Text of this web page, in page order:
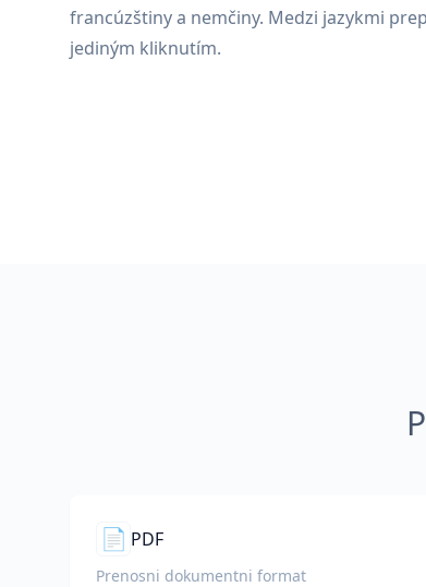
francúzštiny a nemčiny. Medzi jazykmi
jediným kliknutím.
📄 PDF
Prenosni dokumentni format